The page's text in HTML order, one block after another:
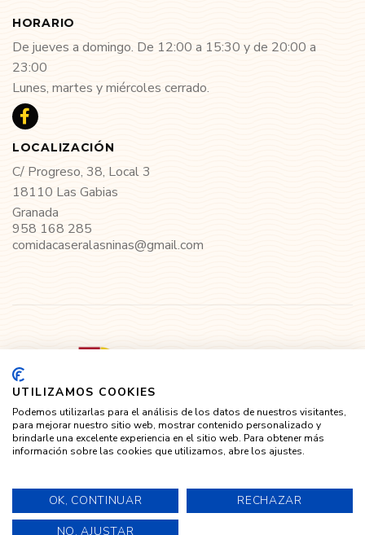
HORARIO
De jueves a domingo. De 12:00 a 15:30 y de 20:00 a
23:00
Lunes, martes y miércoles cerrado.
LOCALIZACIÓN
C/ Progreso, 38, Local 3
18110 Las Gabias
Granada
958 168 285
comidacaseralasninas@gmail.com
© 2024 Las Niñas | Todos Los Derechos Reservados
UTILIZAMOS COOKIES
Podemos utilizarlas para el análisis de los datos de nuestros visitantes,
para mejorar nuestro sitio web, mostrar contenido personalizado y
brindarle una excelente experiencia en el sitio web. Para obtener más
información sobre las cookies que utilizamos, abre los ajustes.
OK, CONTINUAR
RECHAZAR
NO, AJUSTAR